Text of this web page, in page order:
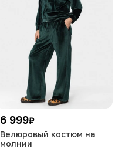
6 999₽
Велюровый костюм на
молнии